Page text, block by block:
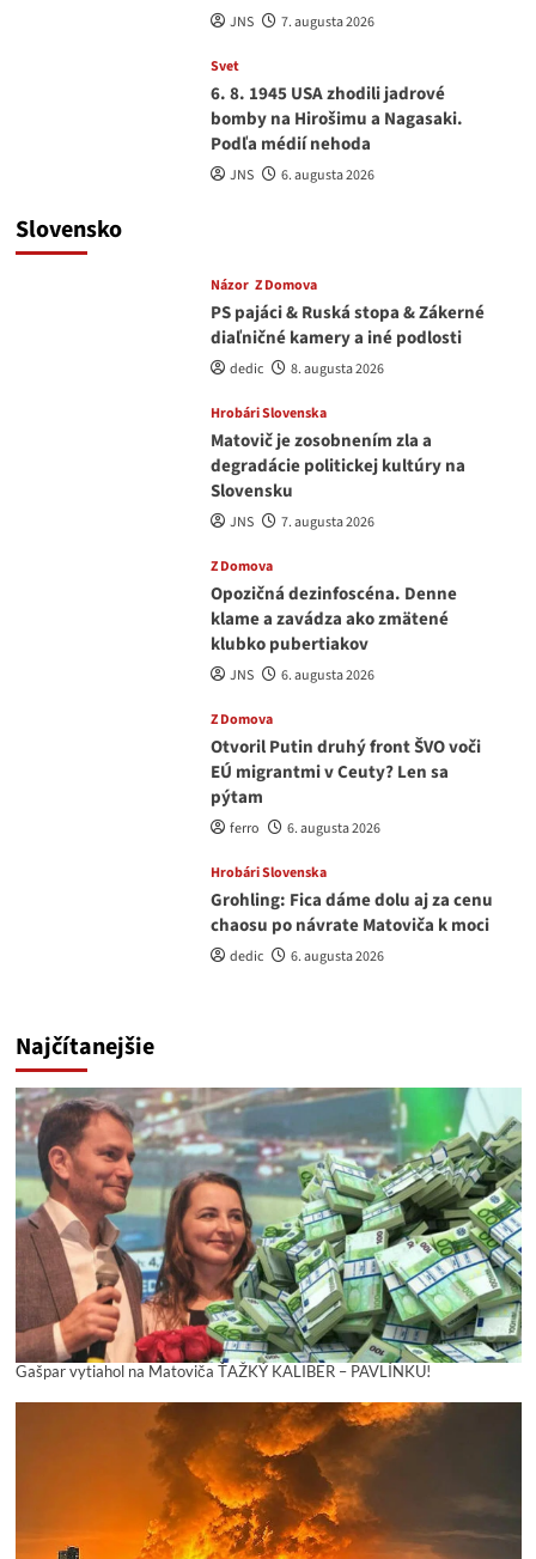
JNS 7. augusta 2026
Svet
6. 8. 1945 USA zhodili jadrové
bomby na Hirošimu a Nagasaki.
Podľa médií nehoda
JNS 6. augusta 2026
Slovensko
Názor Z Domova
PS pajáci & Ruská stopa & Zákerné
diaľničné kamery a iné podlosti
dedic 8. augusta 2026
Hrobári Slovenska
Matovič je zosobnením zla a
degradácie politickej kultúry na
Slovensku
JNS 7. augusta 2026
Z Domova
Opozičná dezinfoscéna. Denne
klame a zavádza ako zmätené
klubko pubertiakov
JNS 6. augusta 2026
Z Domova
Otvoril Putin druhý front ŠVO voči
EÚ migrantmi v Ceuty? Len sa
pýtam
ferro 6. augusta 2026
Hrobári Slovenska
Grohling: Fica dáme dolu aj za cenu
chaosu po návrate Matoviča k moci
dedic 6. augusta 2026
Najčítanejšie
Gašpar vytiahol na Matoviča ŤAŽKÝ KALIBER – PAVLÍNKU!